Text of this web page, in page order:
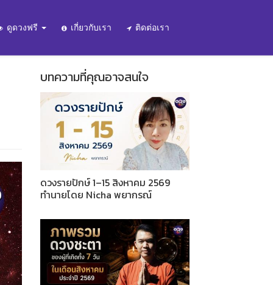
ดูดวงฟรี เกี่ยวกับเรา ติดต่อเรา
บทความที่คุณอาจสนใจ
ดวงรายปักษ์ 1–15 สิงหาคม 2569
ทำนายโดย Nicha พยากรณ์